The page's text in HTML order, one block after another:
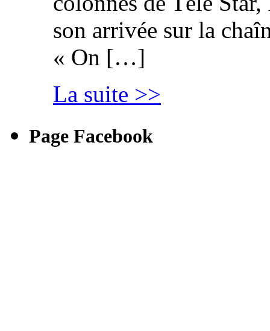
son arrivée sur la
« On […]
La suite >>
Page Facebook